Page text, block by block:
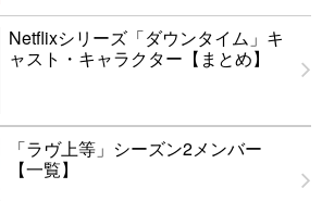
Netflixシリーズ「ダウンタイム」キ
ャスト・キャラクター【まとめ】
「ラヴ上等」シーズン2メンバー
【一覧】